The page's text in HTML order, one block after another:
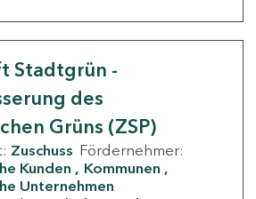
Stadtgrün -
des
Grüns (ZSP)
Zuschuss Fördernehmer:
Kunden
Kommunen
Unternehmen